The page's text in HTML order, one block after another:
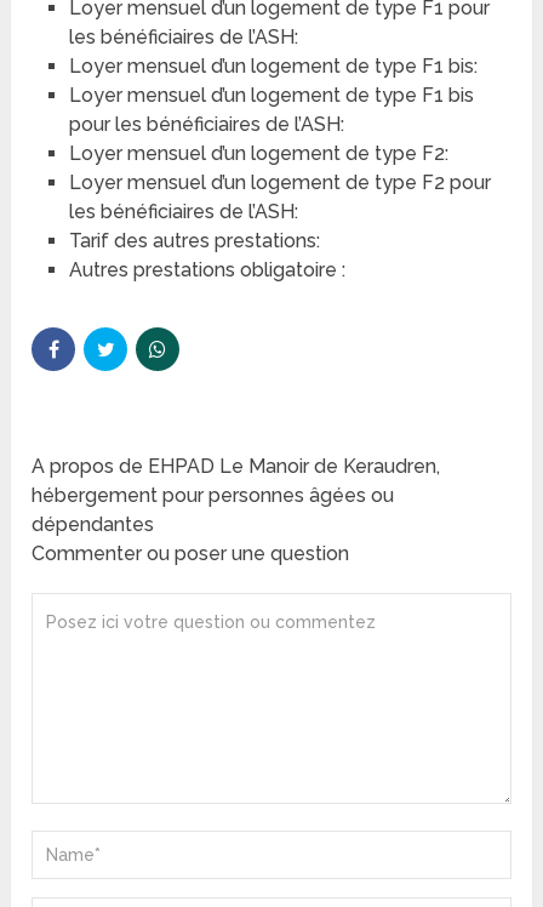
Loyer mensuel d’un logement de type F1 pour
les bénéficiaires de l’ASH:
Loyer mensuel d’un logement de type F1 bis:
Loyer mensuel d’un logement de type F1 bis
pour les bénéficiaires de l’ASH:
Loyer mensuel d’un logement de type F2:
Loyer mensuel d’un logement de type F2 pour
les bénéficiaires de l’ASH:
Tarif des autres prestations:
Autres prestations obligatoire :
A propos de EHPAD Le Manoir de Keraudren,
hébergement pour personnes âgées ou
dépendantes
Commenter ou poser une question